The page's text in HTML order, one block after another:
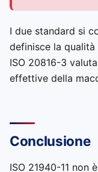
I due standard si
definisce la
ISO 20816-3
effettive della
Conclusione
ISO 21940-11 non